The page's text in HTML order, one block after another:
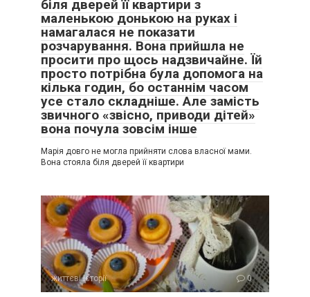
біля дверей її квартири з
маленькою донькою на руках і
намагалася не показати
розчарування. Вона прийшла не
просити про щось надзвичайне. Їй
просто потрібна була допомога на
кілька годин, бо останнім часом
усе стало складніше. Але замість
звичного «звісно, приводи дітей»
вона почула зовсім інше
Марія довго не могла прийняти слова власної мами.
Вона стояла біля дверей її квартири
життєві історії 0